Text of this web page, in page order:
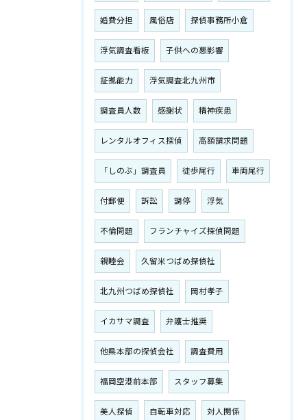
婚費分担 風俗店 探偵事務所小倉
浮気調査看板 子供への悪影響
証拠能力 浮気調査北九州市
調査員人数 感謝状 精神疾患
レンタルオフィス探偵 高額請求問題
「しのぶ」調査員 徒歩尾行 車両尾行
付郵便 訴訟 調停 浮気
不倫問題 フランチャイズ探偵問題
親睦会 久留米つばめ探偵社
北九州つばめ探偵社 岡村孝子
イカサマ調査 弁護士推奨
他県本部の探偵会社 調査費用
福岡空港前本部 スタッフ募集
美人探偵 自転車対応 対人関係